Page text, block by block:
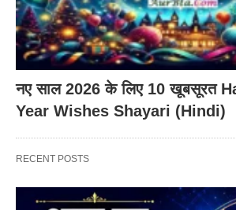
नए साल 2026 के लिए 10 खूबसूरत
Year Wishes Shayari (Hindi)
RECENT POSTS